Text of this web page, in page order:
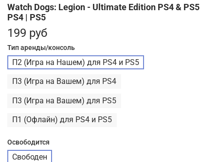
Watch Dogs: Legion - Ultimate Edition PS4 & PS5
PS4 | PS5
199 руб
Тип аренды/консоль
П2 (Игра на Нашем) для PS4 и PS5
П3 (Игра на Вашем) для PS4
П3 (Игра на Вашем) для PS5
П1 (Офлайн) для PS4 и PS5
Освободится
Свободен